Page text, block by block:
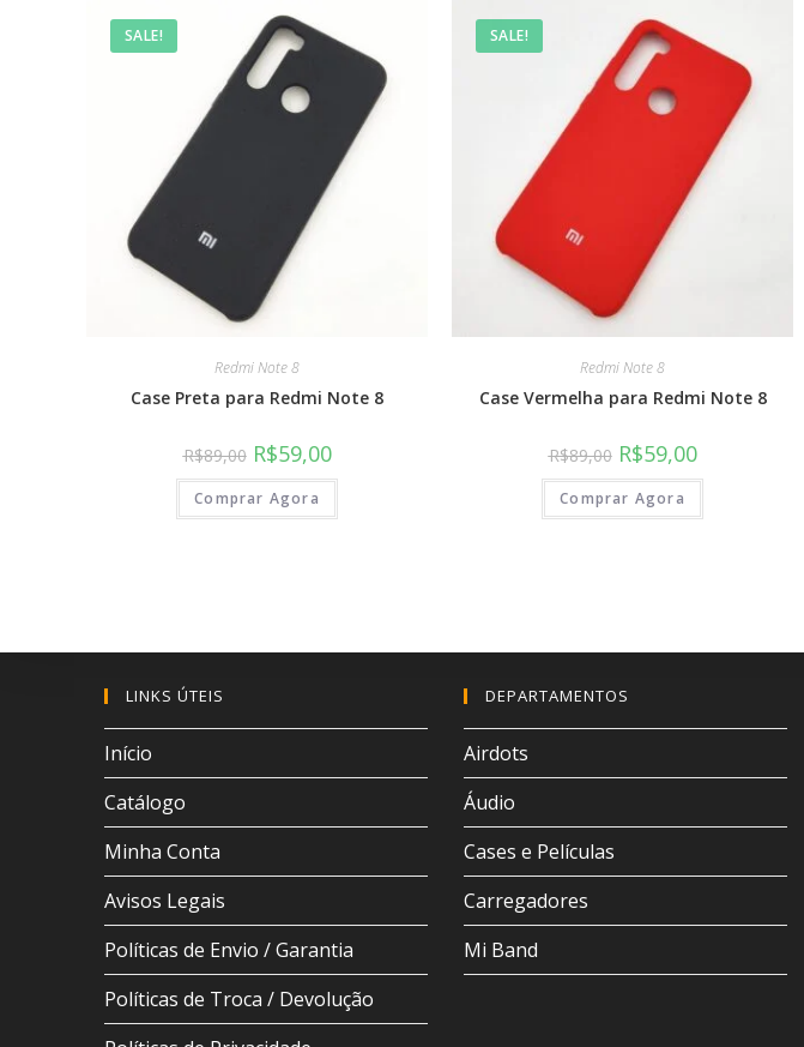
SALE!
Redmi Note 8
Case Preta para Redmi Note 8
R$89,00 R$59,00
Comprar Agora
SALE!
Redmi Note 8
Case Vermelha para Redmi Note 8
R$89,00 R$59,00
Comprar Agora
LINKS ÚTEIS
Início
Catálogo
Minha Conta
Avisos Legais
Políticas de Envio / Garantia
Políticas de Troca / Devolução
DEPARTAMENTOS
Airdots
Áudio
Cases e Películas
Carregadores
Mi Band